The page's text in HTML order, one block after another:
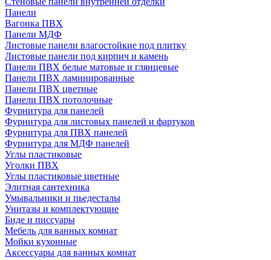
Панели
Вагонка ПВХ
Панели МДФ
Листовые панели влагостойкие под плитку
Листовые панели под кирпич и камень
Панели ПВХ белые матовые и глянцевые
Панели ПВХ ламинированные
Панели ПВХ цветные
Панели ПВХ потолочные
Фурнитура для панелей
Фурнитура для листовых панелей и фартуков
Фурнитура для ПВХ панелей
Фурнитура для МДФ панелей
Углы пластиковые
Уголки ПВХ
Углы пластиковые цветные
Элитная сантехника
Умывальники и пьедесталы
Унитазы и комплектующие
Биде и писсуары
Мебель для ванных комнат
Мойки кухонные
Аксессуары для ванных комнат